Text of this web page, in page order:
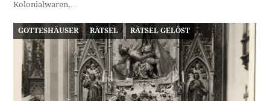
Kolonialwaren,…
GOTTESHÄUSER RÄTSEL RÄTSEL GELÖST